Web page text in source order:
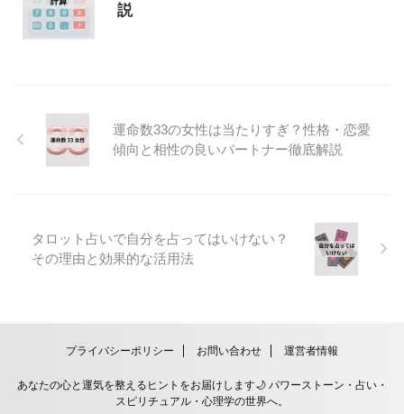
説
運命数33の女性は当たりすぎ？性格・恋愛
傾向と相性の良いパートナー徹底解説
タロット占いで自分を占ってはいけない？
その理由と効果的な活用法
プライバシーポリシー お問い合わせ 運営者情報
あなたの心と運気を整えるヒントをお届けします🌙 パワーストーン・占い・
スピリチュアル・心理学の世界へ。